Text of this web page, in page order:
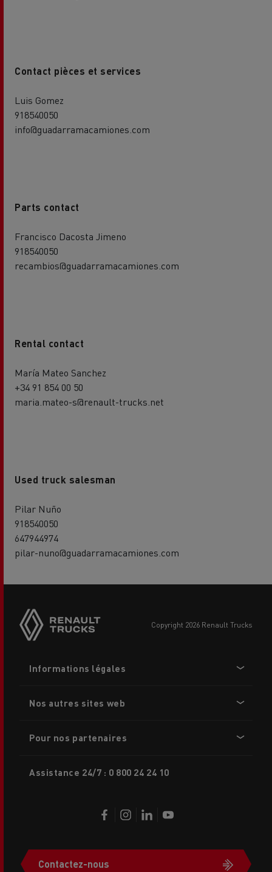
Contact pièces et services
Luis Gomez
918540050
info@guadarramacamiones.com
Parts contact
Francisco Dacosta Jimeno
918540050
recambios@guadarramacamiones.com
Rental contact
María Mateo Sanchez
+34 91 854 00 50
maria.mateo-s@renault-trucks.net
Used truck salesman
Pilar Nuño
918540050
647944974
pilar-nuno@guadarramacamiones.com
buttons
copyright 2026 Renault Trucks
menu
Informations légales
Nos autres sites web
Pour nos partenaires
Assistance 24/7 : 0 800 24 24 10
Contactez-nous